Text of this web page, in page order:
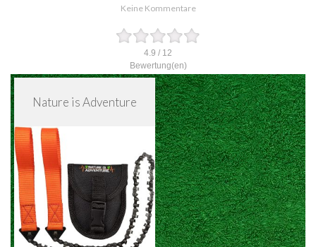
Keine Kommentare
4.9 / 12
Bewertung(en)
Nature is Adventure